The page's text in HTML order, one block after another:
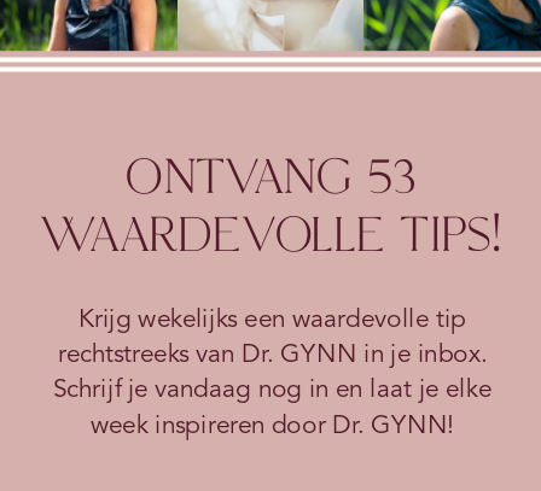
Krijg wekelijks een waardevolle tip
rechtstreeks van Dr. GYNN in je inbox.
Schrijf je vandaag nog in en laat je elke
week inspireren door Dr. GYNN!
ONTVANG 53
WAARDEVOLLE TIPS!